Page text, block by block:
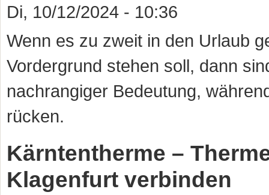
Di, 10/12/2024 - 10:36
Wenn es zu zweit in den Urlaub
Vordergrund stehen soll, dann
nachrangiger Bedeutung,
rücken.
Kärntentherme –
Klagenfurt verbinden